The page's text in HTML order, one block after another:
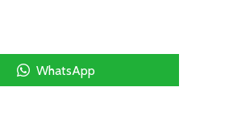
WhatsApp